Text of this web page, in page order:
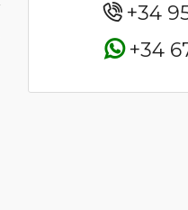
+34
+34